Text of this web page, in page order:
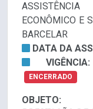
ECONÔMICO E
BARCELAR
DATA DA
ENCERRADO
OBJETO: